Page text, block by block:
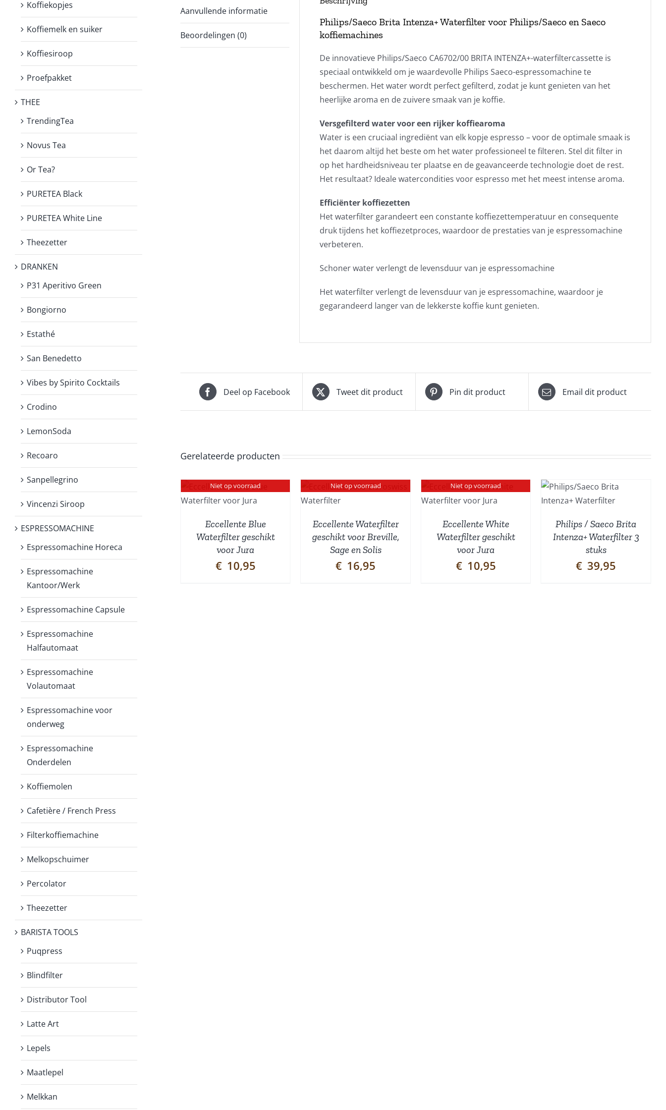
Aanvullende informatie
Beoordelingen (0)
Philips/Saeco Brita Intenza+ Waterfilter voor Philips/Saeco en Saeco
koffiemachines
De innovatieve Philips/Saeco CA6702/00 BRITA INTENZA+-waterfiltercassette is
speciaal ontwikkeld om je waardevolle Philips Saeco-espressomachine te
beschermen. Het water wordt perfect gefilterd, zodat je kunt genieten van het
heerlijke aroma en de zuivere smaak van je koffie.
Versgefilterd water voor een rijker koffiearoma
Water is een cruciaal ingrediënt van elk kopje espresso – voor de optimale smaak is
het daarom altijd het beste om het water professioneel te filteren. Stel dit filter in
op het hardheidsniveau ter plaatse en de geavanceerde technologie doet de rest.
Het resultaat? Ideale watercondities voor espresso met het meest intense aroma.
Efficiënter koffiezetten
Het waterfilter garandeert een constante koffiezettemperatuur en consequente
druk tijdens het koffiezetproces, waardoor de prestaties van je espressomachine
verbeteren.
Schoner water verlengt de levensduur van je espressomachine
Het waterfilter verlengt de levensduur van je espressomachine, waardoor je
gegarandeerd langer van de lekkerste koffie kunt genieten.
Deel op Facebook Tweet dit product Pin dit product Email dit product
Gerelateerde producten
Niet op voorraad
Eccellente Blue
Waterfilter geschikt
voor Jura
€ 10,95
Niet op voorraad
DETAILS
Eccellente Waterfilter
geschikt voor Breville,
Sage en Solis
€ 16,95
Niet op voorraad
Eccellente White
Waterfilter geschikt
voor Jura
€ 10,95
TOEVOEGEN AAN
WINKELWAGEN
DETAILS
Philips / Saeco Brita
Intenza+ Waterfilter 3
stuks
€ 39,95
Koffiekopjes
Koffiemelk en suiker
Koffiesiroop
Proefpakket
THEE
TrendingTea
Novus Tea
Or Tea?
PURETEA Black
PURETEA White Line
Theezetter
DRANKEN
P31 Aperitivo Green
Bongiorno
Estathé
San Benedetto
Vibes by Spirito Cocktails
Crodino
LemonSoda
Recoaro
Sanpellegrino
Vincenzi Siroop
ESPRESSOMACHINE
Espressomachine Horeca
Espressomachine
Kantoor/Werk
Espressomachine Capsule
Espressomachine
Halfautomaat
Espressomachine
Volautomaat
Espressomachine voor
onderweg
Espressomachine
Onderdelen
Koffiemolen
Cafetière / French Press
Filterkoffiemachine
Melkopschuimer
Percolator
Theezetter
BARISTA TOOLS
Puqpress
Blindfilter
Distributor Tool
Latte Art
Lepels
Maatlepel
Melkkan